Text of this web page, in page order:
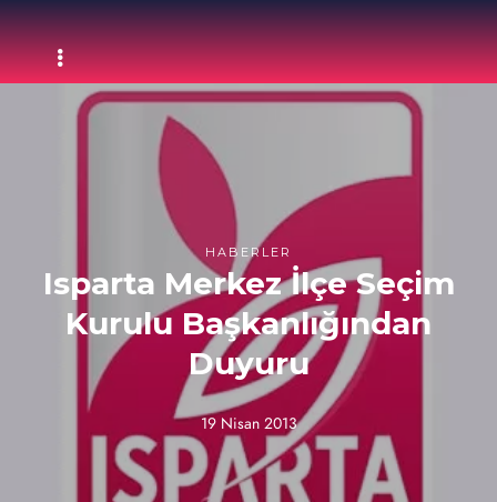
HABERLER
Isparta Merkez İlçe Seçim
Kurulu Başkanlığından
Duyuru
19 Nisan 2013